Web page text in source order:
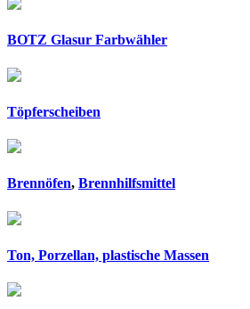
BOTZ Glasur Farbwähler
Töpferscheiben
Brennöfen, Brennhilfsmittel
Ton, Porzellan, plastische Massen